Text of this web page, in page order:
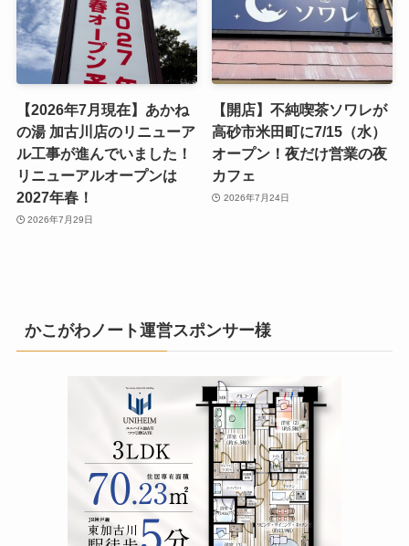
【2026年7月現在】あかね
の湯 加古川店のリニューア
ル工事が進んでいました！
リニューアルオープンは
2027年春！
2026年7月29日
【開店】不純喫茶ソワレが
高砂市米田町に7/15（水）
オープン！夜だけ営業の夜
カフェ
2026年7月24日
かこがわノート運営スポンサー様